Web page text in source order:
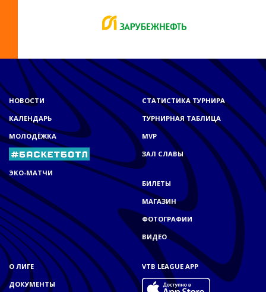
НОВОСТИ
КАЛЕНДАРЬ
МОЛОДЁЖКА
ЭКО-МАТЧИ
СТАТИСТИКА ТУРНИРА
ТУРНИРНАЯ ТАБЛИЦА
MVP
ЗАЛ СЛАВЫ
БИЛЕТЫ
МАГАЗИН
ФОТОГРАФИИ
ВИДЕО
О ЛИГЕ
ДОКУМЕНТЫ
VTB LEAGUE APP